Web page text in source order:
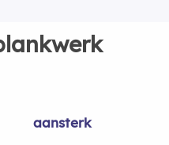
aansterk